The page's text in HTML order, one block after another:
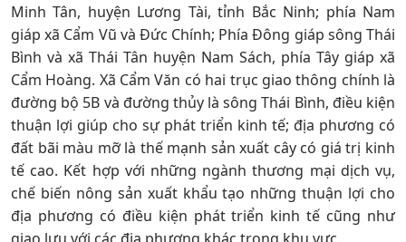
Minh Tân, huyện Lương Tài, tỉnh Bắc Ninh; phía Nam
giáp xã Cẩm Vũ và Đức Chính; Phía Đông giáp sông Thái
Bình và xã Thái Tân huyện Nam Sách, phía Tây giáp xã
Cẩm Hoàng. Xã Cẩm Văn có hai trục giao thông chính là
đường bộ 5B và đường thủy là sông Thái Bình, điều kiện
thuận lợi giúp cho sự phát triển kinh tế; địa phương có
đất bãi màu mỡ là thế mạnh sản xuất cây có giá trị kinh
tế cao. Kết hợp với những ngành thương mại dịch vụ,
chế biến nông sản xuất khẩu tạo những thuận lợi cho
địa phương có điều kiện phát triển kinh tế cũng như